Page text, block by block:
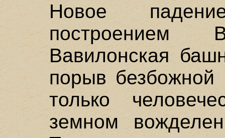
Новое
построением
Вавилонская
порыв безбожной
только
земном